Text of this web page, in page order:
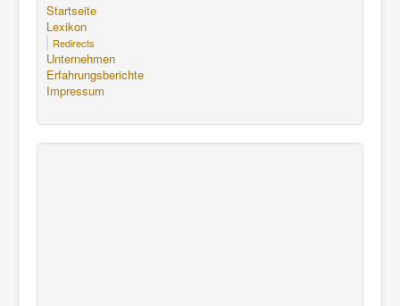
Startseite
Lexikon
Redirects
Unternehmen
Erfahrungsberichte
Impressum